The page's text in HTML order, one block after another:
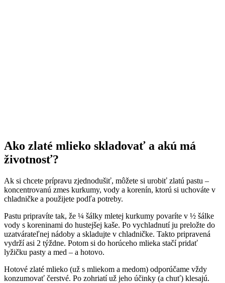
Ako zlaté mlieko skladovať a akú má
životnosť?
Ak si chcete prípravu zjednodušiť, môžete si urobiť zlatú pastu –
koncentrovanú zmes kurkumy, vody a korenín, ktorú si uchováte v
chladničke a použijete podľa potreby.
Pastu pripravíte tak, že ¼ šálky mletej kurkumy povaríte v ½ šálke
vody s koreninami do hustejšej kaše. Po vychladnutí ju preložte do
uzatvárateľnej nádoby a skladujte v chladničke. Takto pripravená
vydrží asi 2 týždne. Potom si do horúceho mlieka stačí pridať
lyžičku pasty a med – a hotovo.
Hotové zlaté mlieko (už s mliekom a medom) odporúčame vždy
konzumovať čerstvé. Po zohriatí už jeho účinky (a chuť) klesajú.